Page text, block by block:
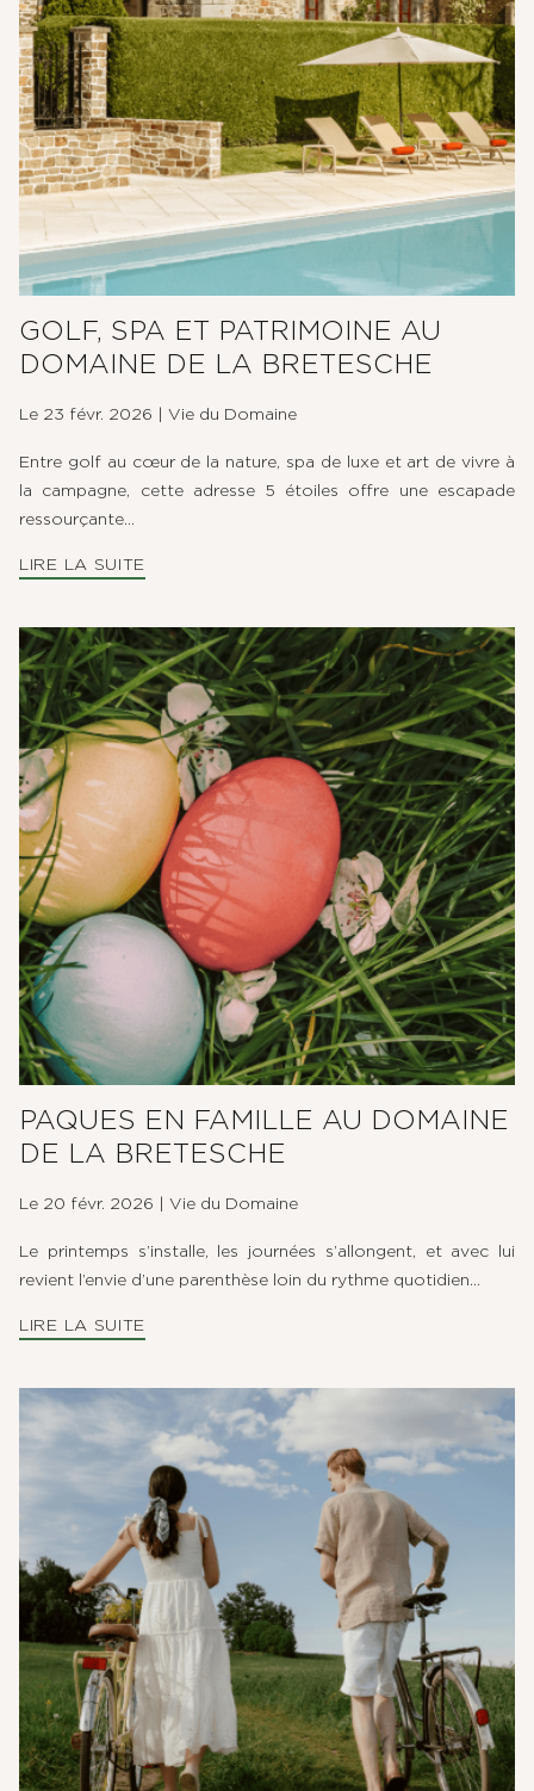
LE POTAGER
NOS EXPERIENCES
ÉVÈNEMENTS & GROUPES
OFFRES & COFFRETS CADEAUX
GALERIE PHOTOS
GOLF, SPA ET PATRIMOINE AU
DOMAINE DE LA BRETESCHE
Le 23 févr. 2026 Vie du Domaine
Entre golf au cœur de la nature, spa de luxe et art de vivre à
la campagne, cette adresse 5 étoiles offre une escapade
ressourçante...
LIRE LA SUITE
PAQUES EN FAMILLE AU DOMAINE
DE LA BRETESCHE
Le 20 févr. 2026 Vie du Domaine
Le printemps s’installe, les journées s’allongent, et avec lui
revient l’envie d’une parenthèse loin du rythme quotidien...
LIRE LA SUITE